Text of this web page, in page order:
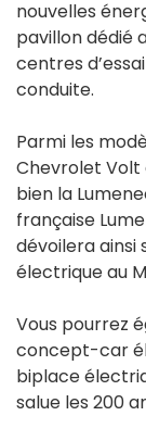
nouvelles
pavillon dédié
centres
conduite.
Parmi les
Chevrolet Volt
bien la
française
dévoilera ainsi
électrique au
Vous pourrez
concept-car
biplace
salue les 200